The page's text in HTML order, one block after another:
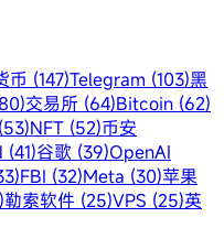
币 (147)Telegram (103)黑
交易所 (64)Bitcoin (62)
NFT (52)币安
(41)谷歌 (39)OpenAI
FBI (32)Meta (30)苹果
勒索软件 (25)VPS (25)英